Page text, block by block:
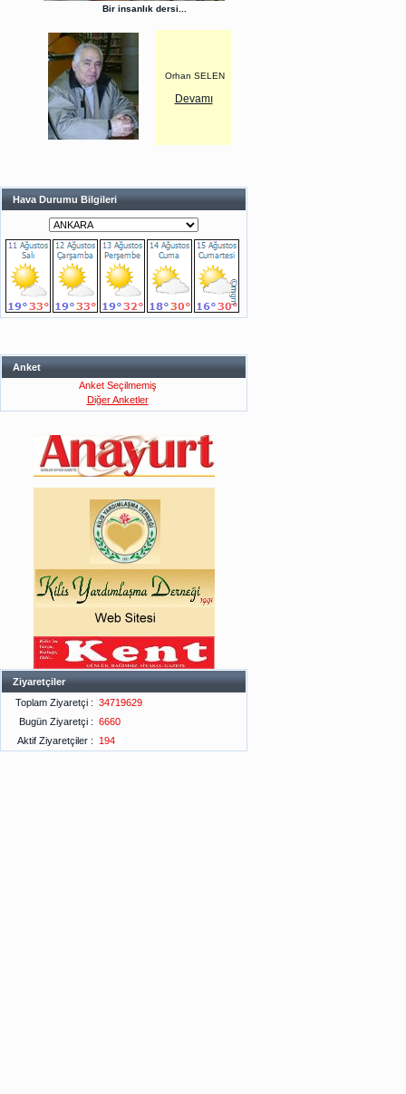
Bir insanlık dersi...
Orhan SELEN
Devamı
Hava Durumu Bilgileri
Anket
Anket Seçilmemiş
Diğer Anketler
Ziyaretçiler
Toplam Ziyaretçi : 34719629
Bugün Ziyaretçi : 6660
Aktif Ziyaretçiler :
194